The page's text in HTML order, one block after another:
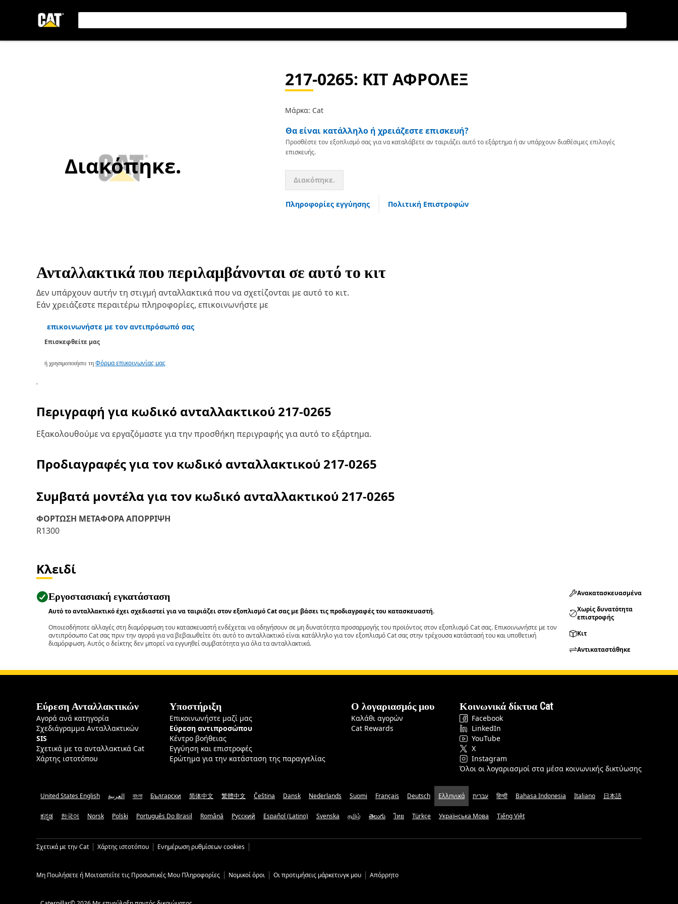
Διακόπηκε.
217-0265: ΚΙΤ ΑΦΡΟΛΕΞ
Μάρκα: Cat
Θα είναι κατάλληλο ή χρειάζεστε επισκευή?
Προσθέστε τον εξοπλισμό σας για να καταλάβετε αν ταιριάζει αυτό το εξάρτημα ή αν υπάρχουν διαθέσιμες επιλογές
επισκευής.
Διακόπηκε.
Πληροφορίες εγγύησης Πολιτική Επιστροφών
Ανταλλακτικά που περιλαμβάνονται σε αυτό το κιτ
Δεν υπάρχουν αυτήν τη στιγμή ανταλλακτικά που να σχετίζονται με αυτό το κιτ.
Εάν χρειάζεστε περαιτέρω πληροφορίες, επικοινωνήστε με
επικοινωνήστε με τον αντιπρόσωπό σας
Επισκεφθείτε μας
ή χρησιμοποιήστε τηΦόρμα επικοινωνίας μας
.
Περιγραφή για κωδικό ανταλλακτικού 217-0265
Εξακολουθούμε να εργαζόμαστε για την προσθήκη περιγραφής για αυτό το εξάρτημα.
Προδιαγραφές για τον κωδικό ανταλλακτικού 217-0265
Συμβατά μοντέλα για τον κωδικό ανταλλακτικού 217-0265
ΦΟΡΤΩΣΗ ΜΕΤΑΦΟΡΑ ΑΠΟΡΡΙΨΗ
R1300
Κλειδί
Εργοστασιακή εγκατάσταση
Αυτό το ανταλλακτικό έχει σχεδιαστεί για να ταιριάζει στον εξοπλισμό Cat σας με βάσει τις προδιαγραφές του κατασκευαστή.
Οποιεσδήποτε αλλαγές στη διαμόρφωση του κατασκευαστή ενδέχεται να οδηγήσουν σε μη δυνατότητα προσαρμογής του προϊόντος στον εξοπλισμό Cat σας. Επικοινωνήστε με τον
αντιπρόσωπο Cat σας πριν την αγορά για να βεβαιωθείτε ότι αυτό το ανταλλακτικό είναι κατάλληλο για τον εξοπλισμό Cat σας στην τρέχουσα κατάστασή του και υποθετική
διαμόρφωση. Αυτός ο δείκτης δεν μπορεί να εγγυηθεί συμβατότητα για όλα τα ανταλλακτικά.
Ανακατασκευασμένα
Χωρίς δυνατότητα
επιστροφής
Κιτ
Αντικαταστάθηκε
Εύρεση Ανταλλακτικών
Αγορά ανά κατηγορία
Σχεδιάγραμμα Ανταλλακτικών
SIS
Σχετικά με τα ανταλλακτικά Cat
Χάρτης ιστοτόπου
Υποστήριξη
Επικοινωνήστε μαζί μας
Εύρεση αντιπροσώπου
Κέντρο βοήθειας
Εγγύηση και επιστροφές
Ερώτημα για την κατάσταση της παραγγελίας
Ο λογαριασμός μου
Καλάθι αγορών
Cat Rewards
Κοινωνικά δίκτυα Cat
Facebook
LinkedIn
YouTube
X
Instagram
Όλοι οι λογαριασμοί στα μέσα κοινωνικής δικτύωσης
United States English العربية বাংলা Български 简体中文 繁體中文 Čeština Dansk Nederlands Suomi Français Deutsch Ελληνικά עברית हिन्दी Bahasa Indonesia Italiano 日本語
ಕನ್ನಡ 한국어 Norsk Polski Português Do Brasil Română Русский Español (Latino) Svenska தமிழ் తెలుగు ไทย Türkçe Українська Мова Tiếng Việt
Σχετικά με την Cat Χάρτης ιστοτόπου Ενημέρωση ρυθμίσεων cookies
Μη Πουλήσετε ή Μοιταστείτε τις Προσωπικές Μου Πληροφορίες Νομικοί όροι Οι προτιμήσεις μάρκετινγκ μου Απόρρητο